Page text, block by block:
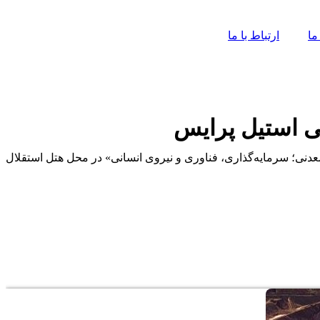
ارتباط با ما
استیل پرایس
«چالش‌ها و فرصت‌های اکتشاف ذخایر معدنی؛ سرمایه‌گذاری، فناوری و نیروی انسانی» در محل هتل استقلال